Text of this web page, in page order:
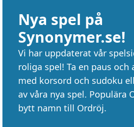
Nya spel på
Synonymer.se!
Vi har uppdaterat vår
roliga spel! Ta en paus och
med korsord och sudoku
av våra nya spel. Populära
bytt namn till Ordröj.